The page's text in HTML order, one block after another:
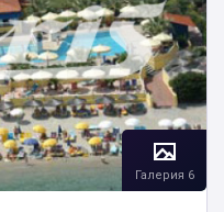
Галерия 6